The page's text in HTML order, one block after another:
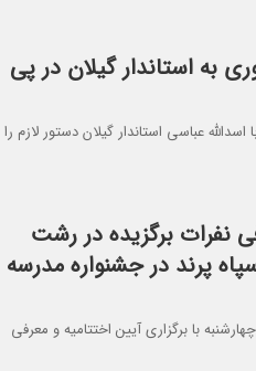
استاندار گیلان در پی
عباسی استاندار گیلان دستور لازم را
نفرات برگزیده در رشت
پرند در جشنواره مدرسه
با برگزاری آیین اختتامیه و معرفی